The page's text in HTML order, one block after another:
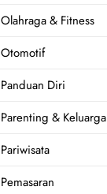
Olahraga & Fitness
Otomotif
Panduan Diri
Parenting & Keluarga
Pariwisata
Pemasaran